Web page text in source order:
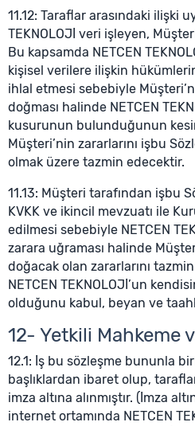
11.12: Taraflar arasındaki ilişki
TEKNOLOJİ veri işleyen,
Bu kapsamda NETCEN
kişisel verilere ilişkin
ihlal etmesi sebebiyle
doğması halinde NETCEN
kusurunun bulunduğunun
Müşteri’nin zararlarını işbu
olmak üzere tazmin edecektir.
11.13: Müşteri tarafından işbu
KVKK ve ikincil mevzuatı ile
edilmesi sebebiyle NETCEN
zarara uğraması halinde
doğacak olan zararlarını
NETCEN TEKNOLOJİ’un
olduğunu kabul, beyan ve
12- Yetkili Mahkeme
12.1: İş bu sözleşme bununla
başlıklardan ibaret olup,
imza altına alınmıştır. (İmza
internet ortamında NETCEN